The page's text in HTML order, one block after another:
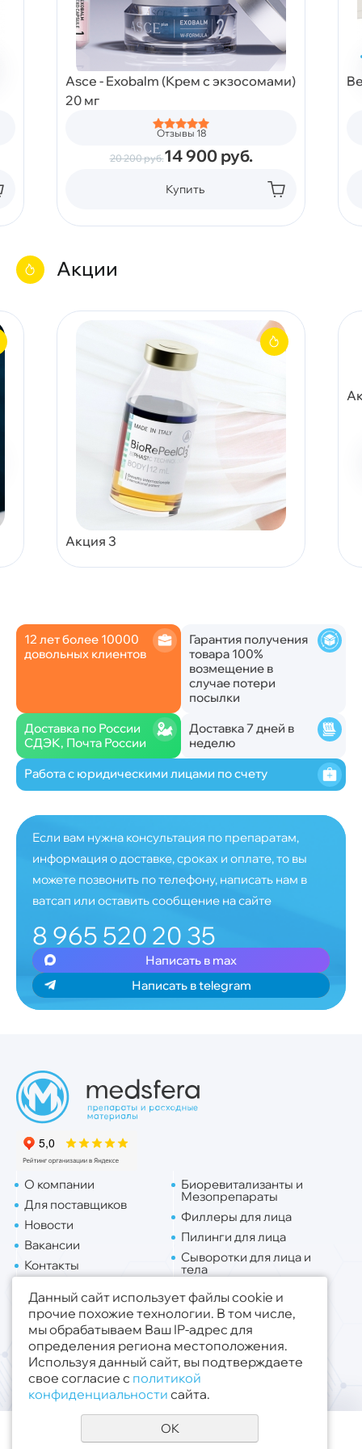
Asce - Exobalm (Крем с экзосомами)
20 мг
Отзывы 18
20 200руб.14 900 руб.
Купить
Акции
Акция 3
12 лет более 10000
довольных клиентов
Гарантия получения
товара 100%
возмещение в
случае потери
посылки
Доставка по России
СДЭК, Почта России
Доставка 7 дней в
неделю
Работа с юридическими лицами по счету
Если вам нужна консультация по препаратам,
информация о доставке, сроках и оплате, то вы
можете позвонить по телефону, написать нам в
ватсап или оставить сообщение на сайте
8 965 520 20 35
Написать в max
Написать в telegram
О компании
Для поставщиков
Новости
Вакансии
Контакты
Биоревитализанты и
Мезопрепараты
Филлеры для лица
Пилинги для лица
Сыворотки для лица и
тела
Липо. для лица
Липо. для тела
Публичная оферта
Политика конфиденциальности
© 2019 - 2026 ООО «Медсфера Трейд»
Все права защищены
Данный сайт использует файлы cookie и
прочие похожие технологии. В том числе,
мы обрабатываем Ваш IP-адрес для
определения региона местоположения.
Используя данный сайт, вы подтверждаете
свое согласие с политикой
конфиденциальности сайта.
OK